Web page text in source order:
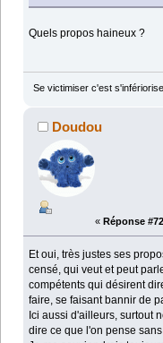
Quels propos haineux ?
Se victimiser c'est
Doudou
« Réponse
Et oui, très justes ses
censé, qui veut et peut
compétents qui désirent
faire, se faisant bannir de
Ici aussi d'ailleurs, surtout
dire ce que l'on pense